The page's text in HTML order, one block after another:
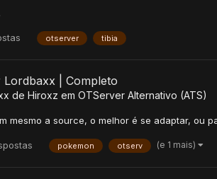
otserver tibia
| Completo
de Hiroxz em OTServer Alternativo (ATS)
mesmo a source, o melhor é se adaptar, ou
pokemon otserv (e 1 mais)